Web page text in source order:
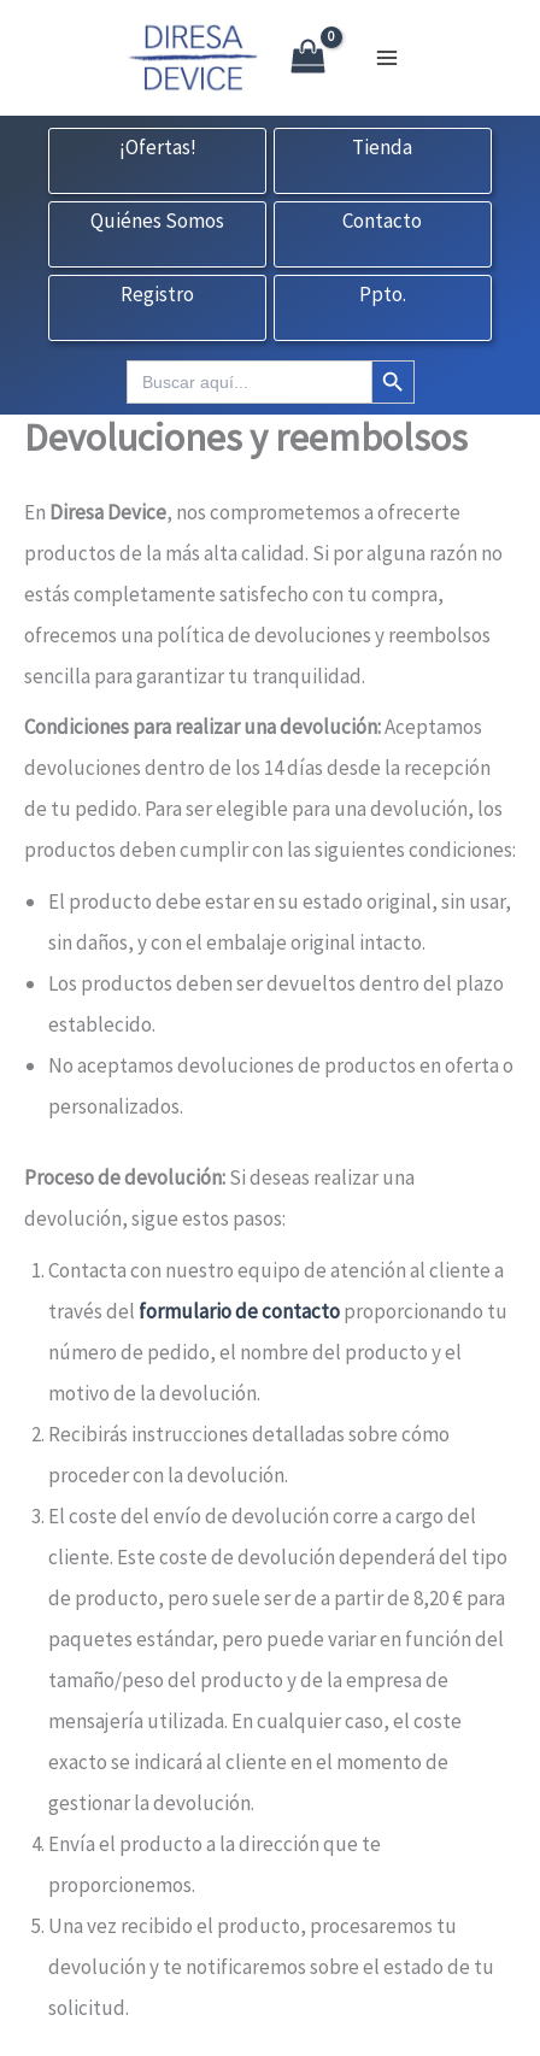
¡Ofertas!
Tienda
Quiénes Somos Contacto
Registro Ppto.
Buscar: Botón de búsqueda
Devoluciones y reembolsos
En Diresa Device, nos comprometemos a ofrecerte
productos de la más alta calidad. Si por alguna razón no
estás completamente satisfecho con tu compra,
ofrecemos una política de devoluciones y reembolsos
sencilla para garantizar tu tranquilidad.
Condiciones para realizar una devolución:Aceptamos
devoluciones dentro de los 14 días desde la recepción
de tu pedido. Para ser elegible para una devolución, los
productos deben cumplir con las siguientes condiciones:
El producto debe estar en su estado original, sin usar,
sin daños, y con el embalaje original intacto.
Los productos deben ser devueltos dentro del plazo
establecido.
No aceptamos devoluciones de productos en oferta o
personalizados.
Proceso de devolución:Si deseas realizar una
devolución, sigue estos pasos:
Contacta con nuestro equipo de atención al cliente a
través del formulario de contactoproporcionando tu
número de pedido, el nombre del producto y el
motivo de la devolución.
Recibirás instrucciones detalladas sobre cómo
proceder con la devolución.
El coste del envío de devolución corre a cargo del
cliente. Este coste de devolución dependerá del tipo
de producto, pero suele ser de a partir de 8,20 € para
paquetes estándar, pero puede variar en función del
tamaño/peso del producto y de la empresa de
mensajería utilizada. En cualquier caso, el coste
exacto se indicará al cliente en el momento de
gestionar la devolución.
Envía el producto a la dirección que te
proporcionemos.
Una vez recibido el producto, procesaremos tu
devolución y te notificaremos sobre el estado de tu
solicitud.